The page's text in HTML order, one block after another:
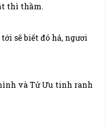
thì thầm.
sẽ biết đó hả, ngươi
và Tử Ưu tinh ranh